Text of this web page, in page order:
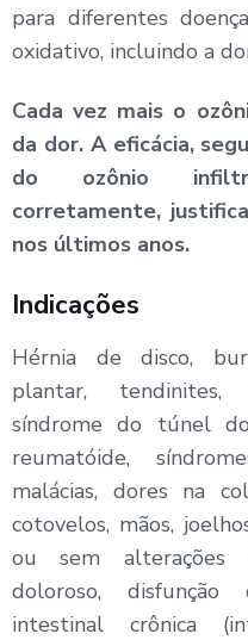
para diferentes
oxidativo, incluindo a
Cada vez mais o
da dor. A eficácia,
do ozônio
corretamente,
nos últimos anos.
Indicações
Hérnia de disco,
plantar, tendinites,
síndrome do túnel
reuma­tóide,
malácias, dores na
cotovelos, mãos,
ou sem alterações
doloroso, disfunção
intestinal crônica